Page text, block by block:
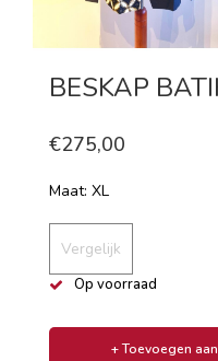
BESKAP
€275,00
Maat: XL
Vergelijk
Op voorraad
+ Toevoegen